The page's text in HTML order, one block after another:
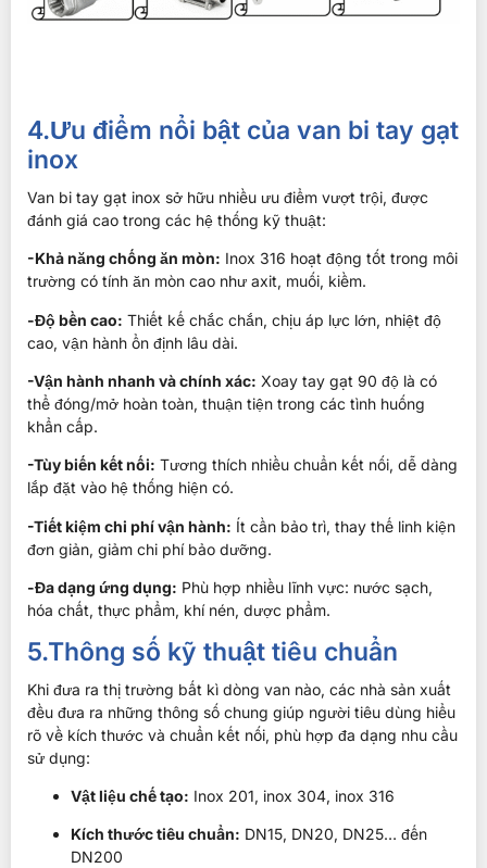
4.Ưu điểm nổi bật của van bi tay gạt
inox
Van bi tay gạt inox sở hữu nhiều ưu điểm vượt trội, được
đánh giá cao trong các hệ thống kỹ thuật:
-Khả năng chống ăn mòn: Inox 316 hoạt động tốt trong môi
trường có tính ăn mòn cao như axit, muối, kiềm.
-Độ bền cao: Thiết kế chắc chắn, chịu áp lực lớn, nhiệt độ
cao, vận hành ổn định lâu dài.
-Vận hành nhanh và chính xác: Xoay tay gạt 90 độ là có
thể đóng/mở hoàn toàn, thuận tiện trong các tình huống
khẩn cấp.
-Tùy biến kết nối: Tương thích nhiều chuẩn kết nối, dễ dàng
lắp đặt vào hệ thống hiện có.
-Tiết kiệm chi phí vận hành: Ít cần bảo trì, thay thế linh kiện
đơn giản, giảm chi phí bảo dưỡng.
-Đa dạng ứng dụng: Phù hợp nhiều lĩnh vực: nước sạch,
hóa chất, thực phẩm, khí nén, dược phẩm.
5.Thông số kỹ thuật tiêu chuẩn
Khi đưa ra thị trường bất kì dòng van nào, các nhà sản xuất
đều đưa ra những thông số chung giúp người tiêu dùng hiểu
rõ về kích thước và chuẩn kết nối, phù hợp đa dạng nhu cầu
sử dụng:
Vật liệu chế tạo: Inox 201, inox 304, inox 316
Kích thước tiêu chuẩn: DN15, DN20, DN25… đến
DN200